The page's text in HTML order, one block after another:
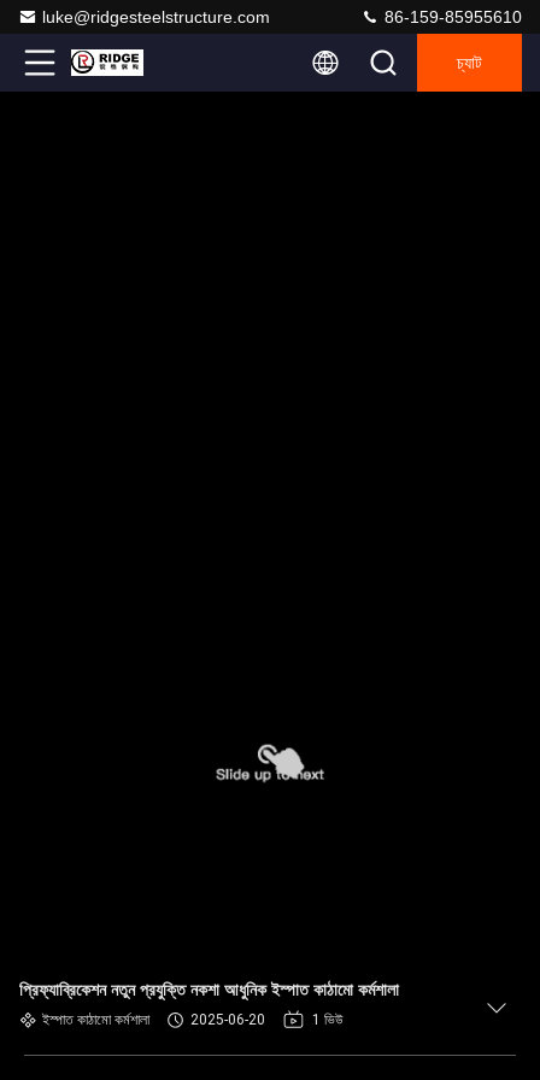
luke@ridgesteelstructure.com 86-159-85955610
চ্যাট
প্রিফ্যাব্রিকেশন নতুন প্রযুক্তি নকশা আধুনিক ইস্পাত কাঠামো কর্মশালা
ইস্পাত কাঠামো কর্মশালা 2025-06-20 1 ভিউ